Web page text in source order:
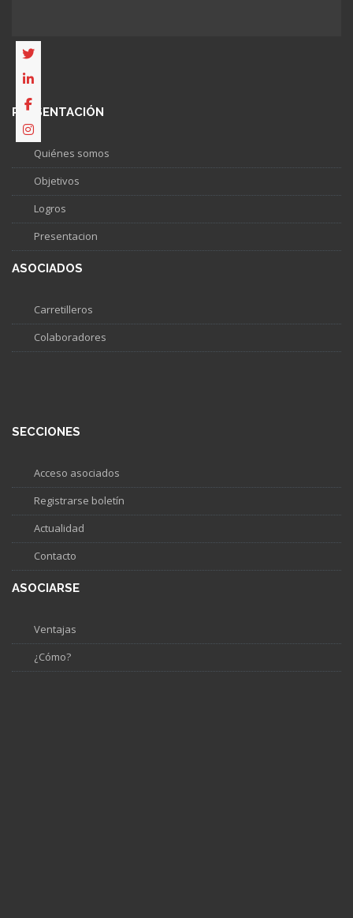
PRESENTACIÓN
Quiénes somos
Objetivos
Logros
Presentacion
ASOCIADOS
Carretilleros
Colaboradores
SECCIONES
Acceso asociados
Registrarse boletín
Actualidad
Contacto
ASOCIARSE
Ventajas
¿Cómo?